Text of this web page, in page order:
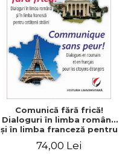
Comunică fără frică!
Dialoguri în limba română
şi în limba franceză pentru
străini/Communique sans
74,00 Lei